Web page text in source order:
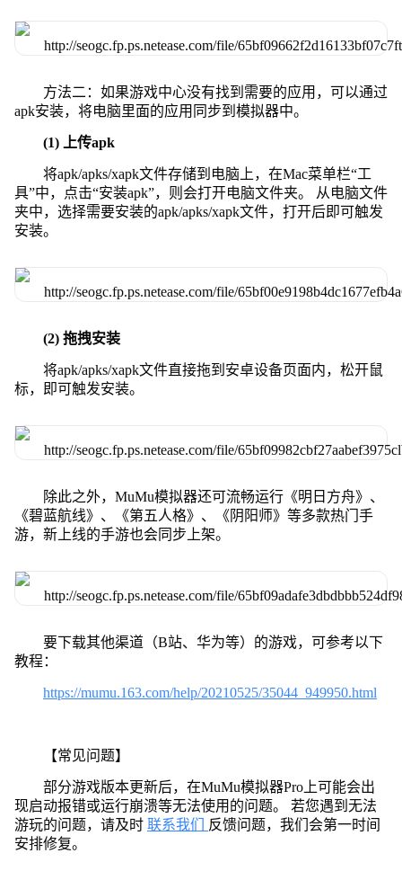
方法二：如果游戏中心没有找到需要的应用，可以通过
apk安装，将电脑里面的应用同步到模拟器中。
(1) 上传apk
将apk/apks/xapk文件存储到电脑上，在Mac菜单栏“工
具”中，点击“安装apk”，则会打开电脑文件夹。 从电脑文件
夹中，选择需要安装的apk/apks/xapk文件，打开后即可触发
安装。
(2) 拖拽安装
将apk/apks/xapk文件直接拖到安卓设备页面内，松开鼠
标，即可触发安装。
除此之外，MuMu模拟器还可流畅运行《明日方舟》、
《碧蓝航线》、《第五人格》、《阴阳师》等多款热门手
游，新上线的手游也会同步上架。
要下载其他渠道（B站、华为等）的游戏，可参考以下
教程：
https://mumu.163.com/help/20210525/35044_949950.html
【常见问题】
部分游戏版本更新后，在MuMu模拟器Pro上可能会出
现启动报错或运行崩溃等无法使用的问题。 若您遇到无法
游玩的问题，请及时 联系我们
反馈问题，我们会第一时间
安排修复。